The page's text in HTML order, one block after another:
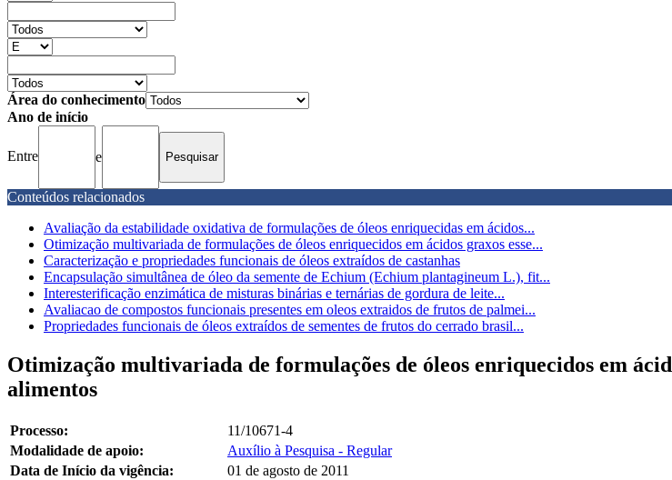
Área do conhecimento
Ano de início
Entre e
Conteúdos relacionados
Avaliação da estabilidade oxidativa de formulações de óleos enriquecidas em ácidos...
Otimização multivariada de formulações de óleos enriquecidos em ácidos graxos esse...
Caracterização e propriedades funcionais de óleos extraídos de castanhas
Encapsulação simultânea de óleo da semente de Echium (Echium plantagineum L.), fit...
Interesterificação enzimática de misturas binárias e ternárias de gordura de leite...
Avaliacao de compostos funcionais presentes em oleos extraidos de frutos de palmei...
Propriedades funcionais de óleos extraídos de sementes de frutos do cerrado brasil...
Otimização multivariada de formulações de óleos enriquecidos em
alimentos
Processo:
11/10671-4
Modalidade de apoio:
Auxílio à Pesquisa - Regular
Data de Início da vigência:
01 de agosto de 2011